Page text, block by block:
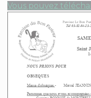
Vous pouvez